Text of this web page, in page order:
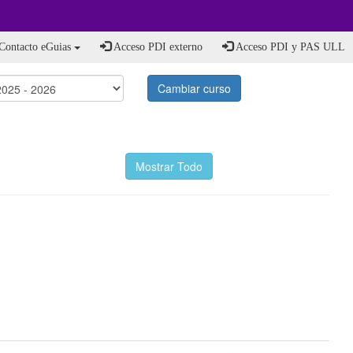
eGuias Acceso PDI externo Acceso PDI y PAS ULL
Cambiar curso
Mostrar Todo